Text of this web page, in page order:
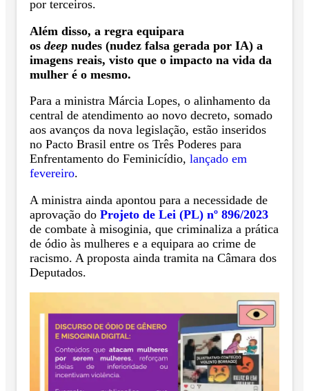
por terceiros.
Além disso, a regra equipara
os deep nudes (nudez falsa gerada por IA) a
imagens reais, visto que o impacto na vida da
mulher é o mesmo.
Para a ministra Márcia Lopes, o alinhamento da
central de atendimento ao novo decreto, somado
aos avanços da nova legislação, estão inseridos
no Pacto Brasil entre os Três Poderes para
Enfrentamento do Feminicídio, lançado em
fevereiro.
A ministra ainda apontou para a necessidade de
aprovação do Projeto de Lei (PL) nº 896/2023
de combate à misoginia, que criminaliza a prática
de ódio às mulheres e a equipara ao crime de
racismo. A proposta ainda tramita na Câmara dos
Deputados.